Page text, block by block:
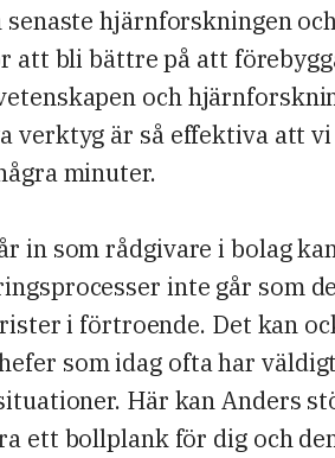
hjärnforskningen
att bli bättre på att
och
verktyg är så effektiva att
minuter.
in som rådgivare i bolag
inte går som
i förtroende. Det kan
som idag ofta har
Här kan Anders
ett bollplank för dig och